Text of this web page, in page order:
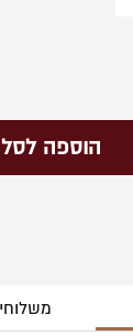
הוספה לסל